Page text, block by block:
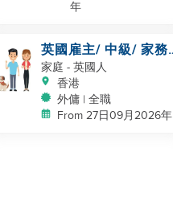
年
英國雇主/ 中級/ 家務
及照顧一隻狗
家庭 - 英國人
香港
外傭 | 全職
From 27日09月2026年